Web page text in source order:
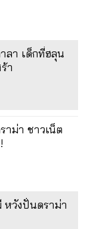
ลา เด็กที่ฮลุน
า
าม่า ชาวเน็ต
วังปั่นดราม่า